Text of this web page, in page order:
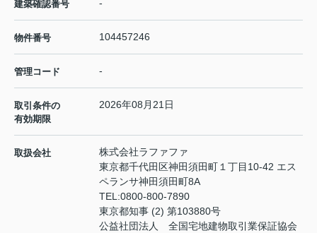
建築確認番号 -
物件番号 104457246
管理コード -
取引条件の
有効期限
2026年08月21日
取扱会社
株式会社ラファファ
東京都千代田区神田須田町１丁目10-42 エス
ペランサ神田須田町8A
TEL:0800-800-7890
東京都知事 (2) 第103880号
公益社団法人 全国宅地建物取引業保証協会